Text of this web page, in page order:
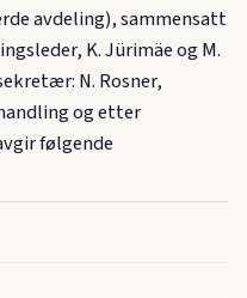
avdeling), sammensatt
K. Jürimäe og M.
N. Rosner,
og etter
følgende